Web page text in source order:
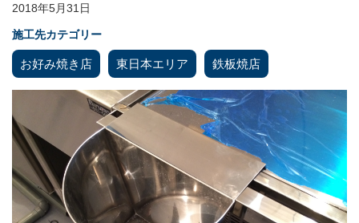
2018年5月31日
施工先カテゴリー
お好み焼き店 東日本エリア 鉄板焼店